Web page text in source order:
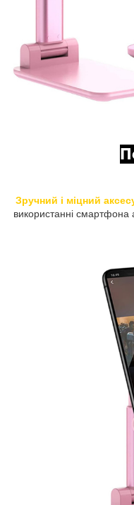
Зручний і міцний
використанні смартфона